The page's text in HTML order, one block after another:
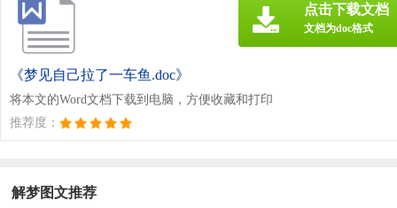
《梦见自己拉了一车鱼.doc》
将本文的Word文档下载到电脑，方便收藏和打印
推荐度：
点击下载文档
文档为doc格式
解梦图文推荐